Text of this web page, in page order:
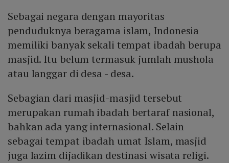
Sebagai negara dengan mayoritas
penduduknya beragama islam, Indonesia
memiliki banyak sekali tempat ibadah berupa
masjid. Itu belum termasuk jumlah mushola
atau langgar di desa - desa.
Sebagian dari masjid-masjid tersebut
merupakan rumah ibadah bertaraf nasional,
bahkan ada yang internasional. Selain
sebagai tempat ibadah umat Islam, masjid
juga lazim dijadikan destinasi wisata religi.